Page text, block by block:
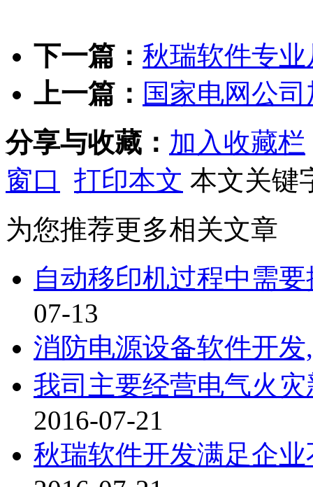
下一篇： 秋瑞软件专
上一篇： 国家电网公
分享与收藏： 加入收藏栏
窗口
打印本文 本文关键
为您推荐更多相关文章
自动移印机过程中需
07-13
消防电源设备软件开
我司主要经营电气火
2016-07-21
秋瑞软件开发满足企